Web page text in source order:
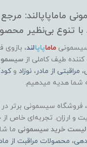
ماماپاپالند:
با تنوع بی‌نظیر
سیسمونی ماماپاپالند، بازوی
کننده طیف کاملی از
، مراقبتی از مادر، نوزاد و
شما هدیه میدهیم.
، فروشگاه سیسمونی برتر در
و ارزان. تجربه‌ای خاص
لیست خرید سیسمونی ما
، محصولات مراقبت از